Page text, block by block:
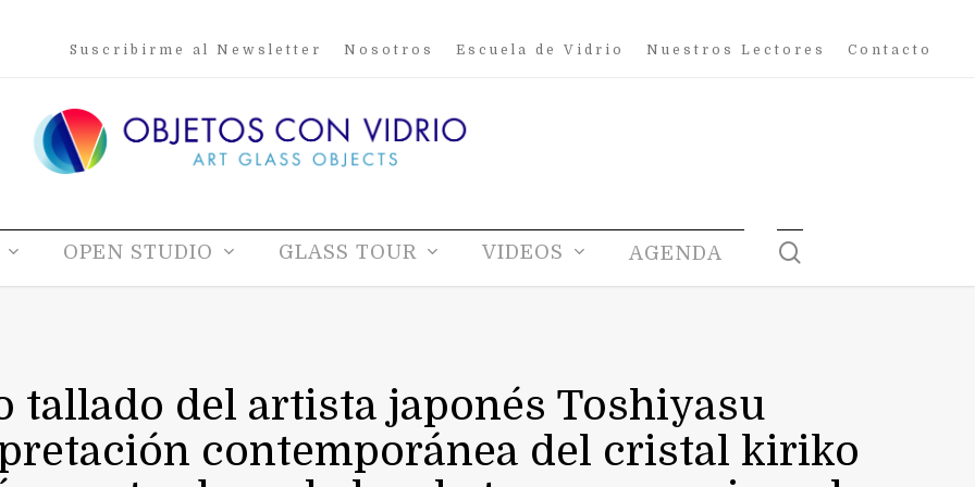
Suscribirme al Newsletter Nosotros Escuela de Vidrio Nuestros Lectores Contacto
OPEN STUDIO GLASS TOUR VIDEOS AGENDA
tallado del artista japonés Toshiyasu
contemporánea del cristal kiriko